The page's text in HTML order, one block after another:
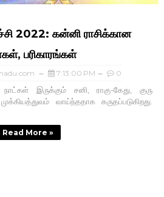
2022: கன்னி ராசிக்கான
பரிகாரங்கள்
7:13:00 PM 0
இருக்கும்‌ சனி, ராகு-கேது, குரு
வாய்ந்ததாக கருதப்படுகிறது.
Read More »